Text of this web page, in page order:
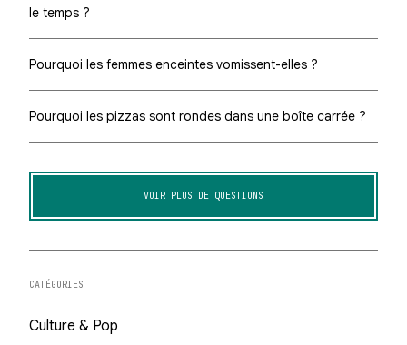
le temps ?
Pourquoi les femmes enceintes vomissent-elles ?
Pourquoi les pizzas sont rondes dans une boîte carrée ?
VOIR PLUS DE QUESTIONS
CATÉGORIES
Culture & Pop